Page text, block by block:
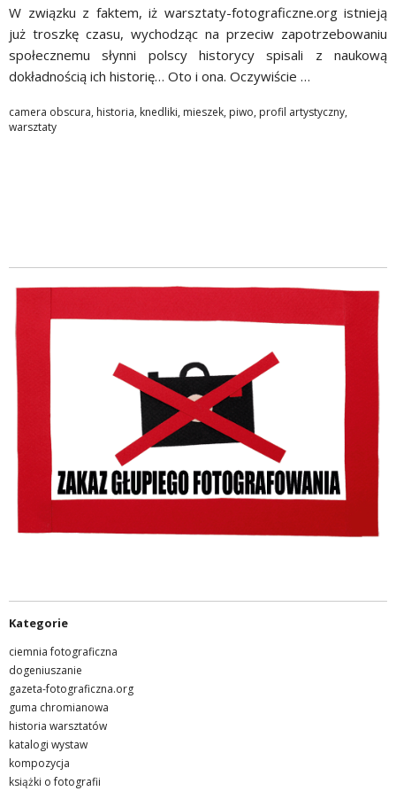
W związku z faktem, iż warsztaty-fotograficzne.org istnieją
już troszkę czasu, wychodząc na przeciw zapotrzebowaniu
społecznemu słynni polscy historycy spisali z naukową
dokładnością ich historię… Oto i ona. Oczywiście …
camera obscura, historia, knedliki, mieszek, piwo, profil artystyczny,
warsztaty
Kategorie
ciemnia fotograficzna
dogeniuszanie
gazeta-fotograficzna.org
guma chromianowa
historia warsztatów
katalogi wystaw
kompozycja
książki o fotografii